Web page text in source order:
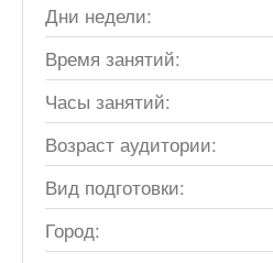
Дни недели:
Время занятий:
Часы занятий:
Возраст аудитории:
Вид подготовки:
Город: